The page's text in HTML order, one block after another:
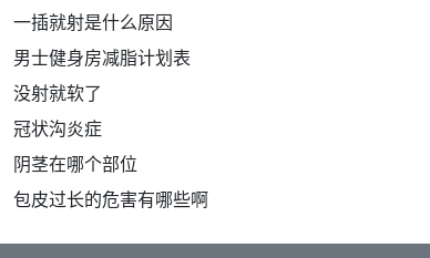
一插就射是什么原因
男士健身房减脂计划表
没射就软了
冠状沟炎症
阴茎在哪个部位
包皮过长的危害有哪些啊